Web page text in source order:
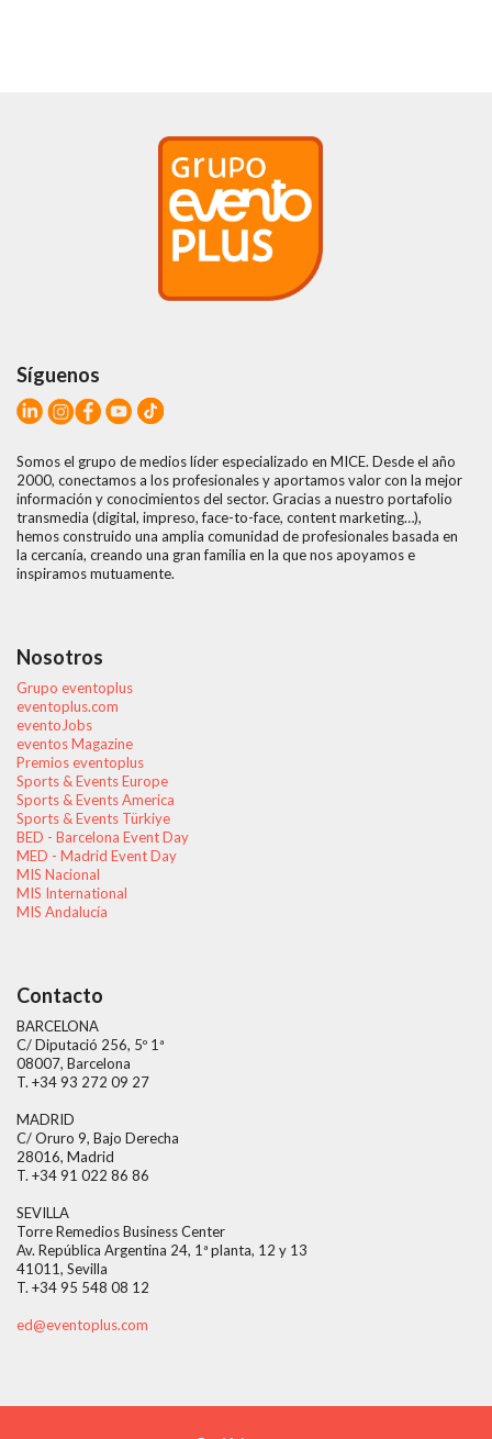
Síguenos
Somos el grupo de medios líder especializado en MICE. Desde el año
2000, conectamos a los profesionales y aportamos valor con la mejor
información y conocimientos del sector. Gracias a nuestro portafolio
transmedia (digital, impreso, face-to-face, content marketing…),
hemos construido una amplia comunidad de profesionales basada en
la cercanía, creando una gran familia en la que nos apoyamos e
inspiramos mutuamente.
Nosotros
Grupo eventoplus
eventoplus.com
eventoJobs
eventos Magazine
Premios eventoplus
Sports & Events Europe
Sports & Events America
Sports & Events Türkiye
BED - Barcelona Event Day
MED - Madrid Event Day
MIS Nacional
MIS International
MIS Andalucía
Contacto
BARCELONA
C/ Diputació 256, 5º 1ª
08007, Barcelona
T. +34 93 272 09 27
MADRID
C/ Oruro 9, Bajo Derecha
28016, Madrid
T. +34 91 022 86 86
SEVILLA
Torre Remedios Business Center
Av. República Argentina 24, 1ª planta, 12 y 13
41011, Sevilla
T. +34 95 548 08 12
ed@eventoplus.com